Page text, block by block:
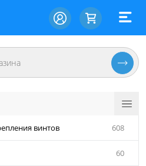
винтов 608
60